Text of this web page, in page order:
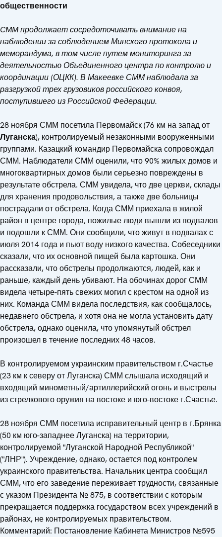
общественности
CMM продолжает сосредоточивать внимание на
наблюдении за соблюдением Минского протокола и
меморандума, в том числе путем мониторинга за
деятельностью Объединенного центра по контролю и
координации (ОЦКК). В Макеевке СММ наблюдала за
разгрузкой трех грузовиков российского конвоя,
поступившего из Российской Федерации.
28 ноября СММ посетила Первомайск (76 км на запад от
Луганска), контролируемый незаконными вооруженными
группами. Казацкий командир Первомайска сопровождал
СММ. Наблюдатели СММ оценили, что 90% жилых домов и
многоквартирных домов были серьезно повреждены в
результате обстрела. СММ увидела, что две церкви, склады
для хранения продовольствия, а также две больницы
пострадали от обстрела. Когда СММ приехала в жилой
район в центре города, пожилые люди вышли из подвалов
и подошли к СММ. Они сообщили, что живут в подвалах с
июля 2014 года и пьют воду низкого качества. Собеседники
сказали, что их основной пищей была картошка. Они
рассказали, что обстрелы продолжаются, людей, как и
раньше, каждый день убивают. На обочинах дорог СММ
видела четыре-пять свежих могил с крестом на одной из
них. Команда СММ видела последствия, как сообщалось,
недавнего обстрела, и хотя она не могла установить дату
обстрела, однако оценила, что упомянутый обстрел
произошел в течение последних 48 часов.
В контролируемом украинским правительством г.Счастье
(23 км к северу от Луганска) СММ слышала исходящий и
входящий минометный/артиллерийский огонь и выстрелы
из стрелкового оружия на востоке и юго-востоке г.Счастье.
28 ноября СММ посетила исправительный центр в г.Брянка
(50 км юго-западнее Луганска) на территории,
контролируемой "Луганской Народной Республикой"
("ЛНР"). Учреждение, однако, остается под контролем
украинского правительства. Начальник центра сообщил
СММ, что его заведение переживает трудности, связанные
с указом Президента № 875, в соответствии с которым
прекращается поддержка государством всех учреждений в
районах, не контролируемых правительством.
Комментарий: Постановление Кабинета Министров №595